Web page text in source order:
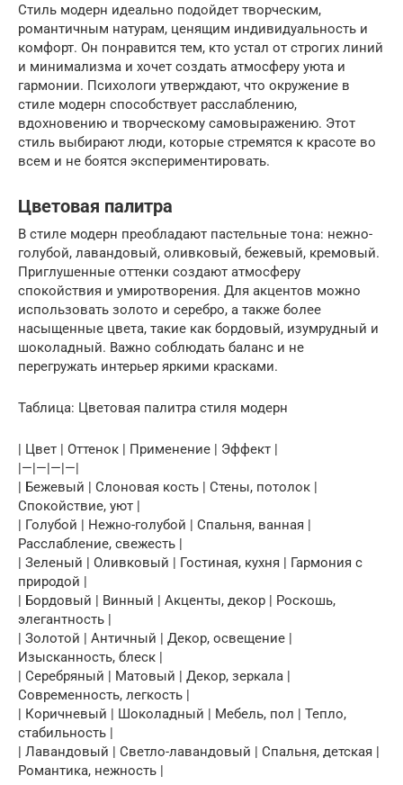
Стиль модерн идеально подойдет творческим,
романтичным натурам, ценящим индивидуальность и
комфорт. Он понравится тем, кто устал от строгих линий
и минимализма и хочет создать атмосферу уюта и
гармонии. Психологи утверждают, что окружение в
стиле модерн способствует расслаблению,
вдохновению и творческому самовыражению. Этот
стиль выбирают люди, которые стремятся к красоте во
всем и не боятся экспериментировать.
Цветовая палитра
В стиле модерн преобладают пастельные тона: нежно-
голубой, лавандовый, оливковый, бежевый, кремовый.
Приглушенные оттенки создают атмосферу
спокойствия и умиротворения. Для акцентов можно
использовать золото и серебро, а также более
насыщенные цвета, такие как бордовый, изумрудный и
шоколадный. Важно соблюдать баланс и не
перегружать интерьер яркими красками.
Таблица: Цветовая палитра стиля модерн
| Цвет | Оттенок | Применение | Эффект |
|—|—|—|—|
| Бежевый | Слоновая кость | Стены, потолок |
Спокойствие, уют |
| Голубой | Нежно-голубой | Спальня, ванная |
Расслабление, свежесть |
| Зеленый | Оливковый | Гостиная, кухня | Гармония с
природой |
| Бордовый | Винный | Акценты, декор | Роскошь,
элегантность |
| Золотой | Античный | Декор, освещение |
Изысканность, блеск |
| Серебряный | Матовый | Декор, зеркала |
Современность, легкость |
| Коричневый | Шоколадный | Мебель, пол | Тепло,
стабильность |
| Лавандовый | Светло-лавандовый | Спальня, детская |
Романтика, нежность |